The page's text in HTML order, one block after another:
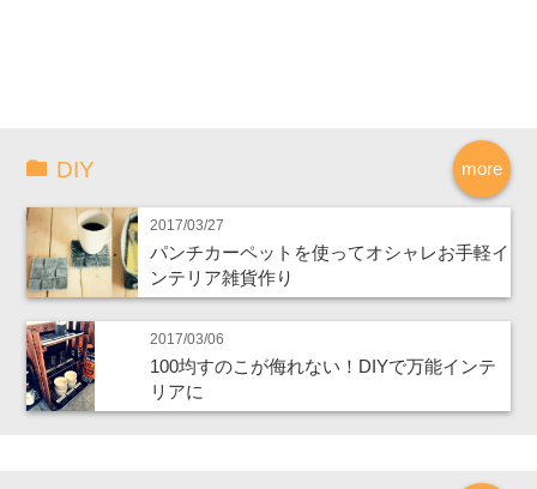
more
DIY
2017/03/27
パンチカーペットを使ってオシャレお手軽イ
ンテリア雑貨作り
2017/03/06
100均すのこが侮れない！DIYで万能インテ
リアに